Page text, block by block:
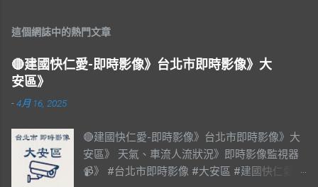
這個網誌中的熱門文章
🔴建國快仁愛-即時影像》台北市即時影像》大
安區》
-4月 16, 2025
🔴建國快仁愛-即時影像》台北市即時影像》大
安區》 天氣、車流人流狀況》即時影像監視器
📹》 #台北市即時影像 #大安區 #建國快仁愛 #